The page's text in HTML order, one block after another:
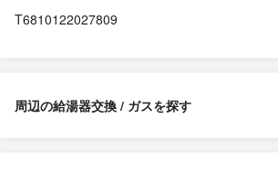
T6810122027809
周辺の給湯器交換 / ガスを探す